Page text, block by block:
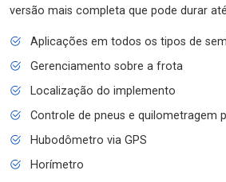
versão mais completa que pode durar
Aplicações em todos os tipos de
Gerenciamento sobre a frota
Localização do implemento
Controle de pneus e quilometragem
Hubodômetro via GPS
Horímetro